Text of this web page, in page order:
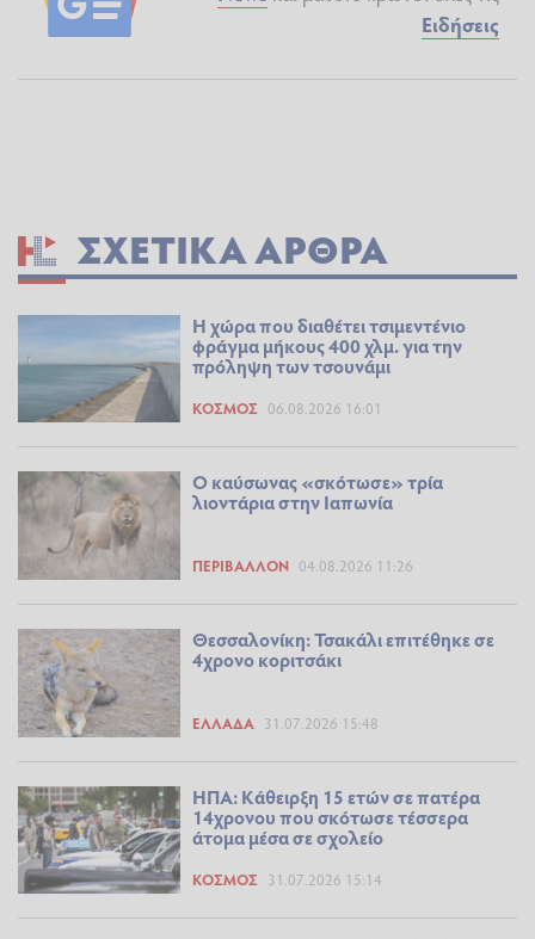
Ειδήσεις
ΣΧΕΤΙΚΆ ΆΡΘΡΑ
Η χώρα που διαθέτει τσιμεντένιο
φράγμα μήκους 400 χλμ. για την
πρόληψη των τσουνάμι
ΚΌΣΜΟΣ 06.08.2026 16:01
Ο καύσωνας «σκότωσε» τρία
λιοντάρια στην Ιαπωνία
ΠΕΡΙΒΆΛΛΟΝ 04.08.2026 11:26
Θεσσαλονίκη: Τσακάλι επιτέθηκε σε
4χρονο κοριτσάκι
ΕΛΛΆΔΑ 31.07.2026 15:48
ΗΠΑ: Κάθειρξη 15 ετών σε πατέρα
14χρονου που σκότωσε τέσσερα
άτομα μέσα σε σχολείο
ΚΌΣΜΟΣ 31.07.2026 15:14